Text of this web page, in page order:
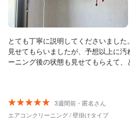
とても丁寧に説明してくださいまし
見せてもらいましたが、予想以上に
ーニング後の状態も見せてもらえて
大満足です。 こちらにお願いしてよ
3週間前・匿名さん
エアコンクリーニング / 壁掛けタイプ